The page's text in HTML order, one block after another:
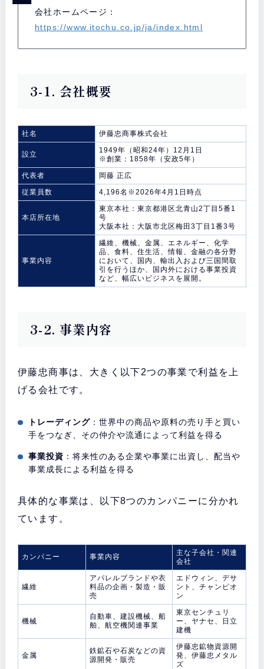
会社ホームページ：
https://www.itochu.co.jp/ja/index.html
3-1. 会社概要
社名 伊藤忠商事株式会社
設立
1949年（昭和24年）12月1日
※創業：1858年（安政5年）
代表者
岡藤 正広
従業員数
4,196名※2026年4月1日時点
本店所在地
東京本社：東京都港区北青山2丁目5番1
号
大阪本社：大阪市北区梅田3丁目1番3号
事業内容
繊維、機械、金属、エネルギー、化学
品、食料、住生活、情報、金融の各分野
において、国内、輸出入および三国間取
引を行うほか、国内外における事業投資
など、幅広いビジネスを展開。
3-2. 事業内容
伊藤忠商事は、大きく以下2つの事業で利益を上
げる会社です。
トレーディング ：世界中の商品や原料の売り手と買い
手をつなぎ、その仲介や流通によって利益を得る
事業投資 ：将来性のある企業や事業に出資し、配当や
事業成長による利益を得る
具体的な事業は、以下8つのカンパニーに分かれ
ています。
カンパニー 事業内容
主な子会社・関連
会社
繊維
アパレルブランドや衣
料品の企画・製造・販
売
エドウィン、デサ
ント、チャンピオ
ン
機械
自動車、建設機械、船
舶、航空機関連事業
東京センチュリ
ー、ヤナセ、日立
建機
金属
鉄鉱石や石炭などの資
源開発・販売
伊藤忠鉱物資源開
発、伊藤忠メタル
ズ